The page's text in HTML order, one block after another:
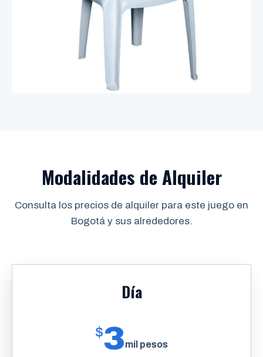
Modalidades de Alquiler
Consulta los precios de alquiler para este juego en
Bogotá y sus alrededores.
Día
$3mil pesos